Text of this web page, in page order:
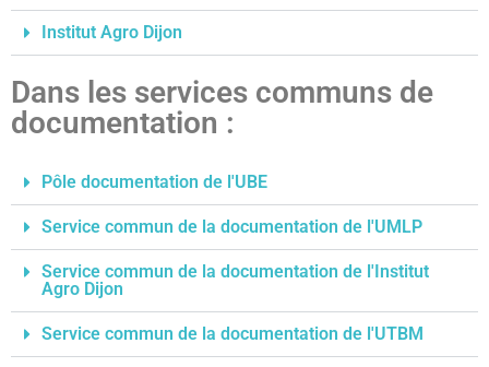
Institut Agro Dijon
Dans les services communs de
documentation :
Pôle documentation de l'UBE
Service commun de la documentation de l'UMLP
Service commun de la documentation de l'Institut
Agro Dijon
Service commun de la documentation de l'UTBM